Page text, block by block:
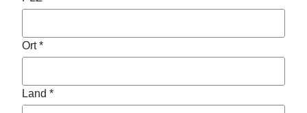
Ort *
Land *